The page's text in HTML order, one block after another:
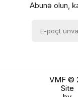
Abunə olun,
VMF ©
Site